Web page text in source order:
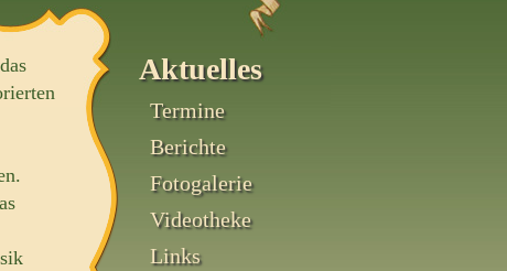
Aktuelles
Termine
Berichte
Fotogalerie
Videotheke
Links